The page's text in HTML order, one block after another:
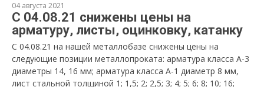
04 августа 2021
С 04.08.21 снижены цены на
арматуру, листы, оцинковку, катанку
С 04.08.21 на нашей металлобазе снижены цены на
следующие позиции металлопроката: арматура класса А-3
диаметры 14, 16 мм; арматура класса А-1 диаметр 8 мм,
лист стальной толщиной 1; 1,5; 2; 2,5; 3; 4; 5; 6; 8; 10; 16;